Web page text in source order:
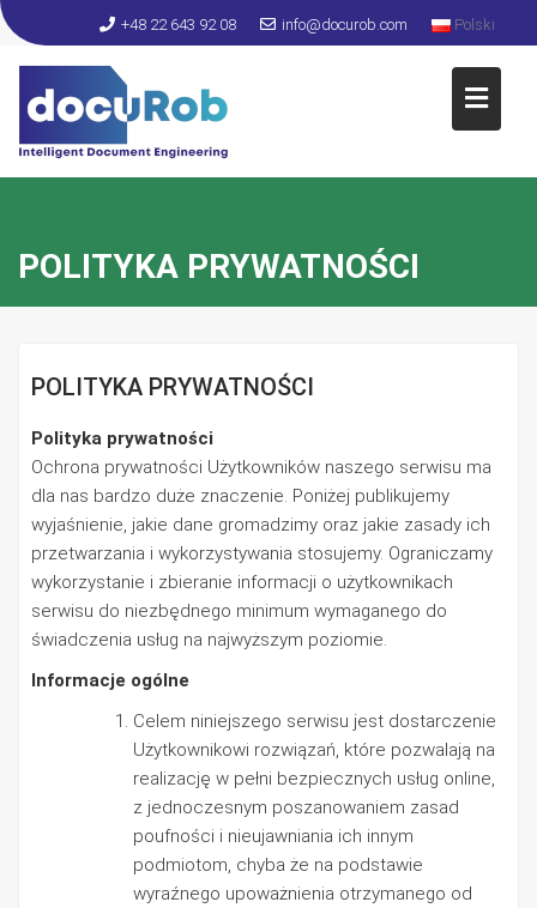
S
e
+48 22 643 92 08 info@docurob.com Polski
POLITYKA PRYWATNOŚCI
POLITYKA PRYWATNOŚCI
Polityka prywatności
Ochrona prywatności Użytkowników naszego serwisu ma
dla nas bardzo duże znaczenie. Poniżej publikujemy
wyjaśnienie, jakie dane gromadzimy oraz jakie zasady ich
przetwarzania i wykorzystywania stosujemy. Ograniczamy
wykorzystanie i zbieranie informacji o użytkownikach
serwisu do niezbędnego minimum wymaganego do
świadczenia usług na najwyższym poziomie.
Informacje ogólne
Celem niniejszego serwisu jest dostarczenie
Użytkownikowi rozwiązań, które pozwalają na
realizację w pełni bezpiecznych usług online,
z jednoczesnym poszanowaniem zasad
poufności i nieujawniania ich innym
podmiotom, chyba że na podstawie
wyraźnego upoważnienia otrzymanego od